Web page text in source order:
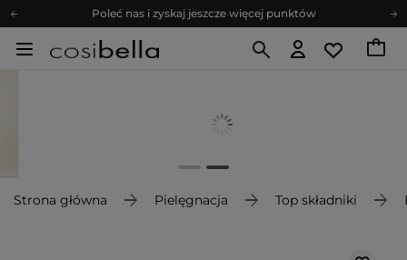
Poleć nas i zyskaj jeszcze więcej punktów
Zapisz się na newsletter pełen porad
Poleć nas i zyskaj jeszcze więcej punktów
Strona główna Pielęgnacja Top składniki